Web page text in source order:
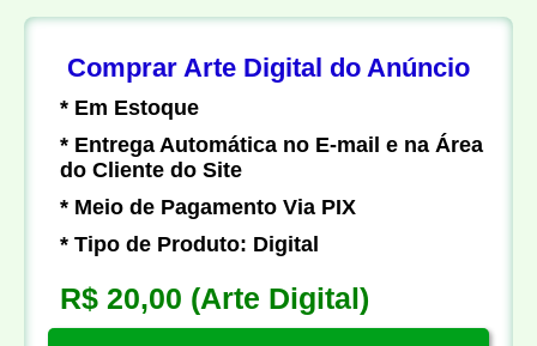
Comprar Arte Digital do Anúncio
* Em Estoque
* Entrega Automática no E-mail e na Área
do Cliente do Site
* Meio de Pagamento Via PIX
* Tipo de Produto: Digital
R$ 20,00 (Arte Digital)